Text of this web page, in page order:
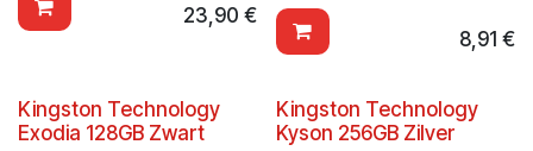
23,90 €
8,91 €
Kingston Technology
Exodia 128GB Zwart
Kingston Technology
Kyson 256GB Zilver